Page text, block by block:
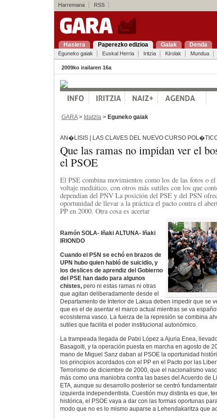
Harremana RSS
Hasiera Paperezko edizioa Gaiak Denda
Eguneko gaiak Euskal Herria Iritzia Kirolak Mundua
2009ko irailaren 16a
GARA> Idatzia > Eguneko gaiak
AN�LISIS | LAS CLAVES DEL NUEVO CURSO
Que las ramas no impidan ver el
el PSOE
El PSE combina movimientos como los de las fotos o
voltaje mediático, con otros más sutiles con los que
dependían del PNV La posición del PSE y del PSN
oportunidad de llevar a la práctica el pacto contra el
PP en 2000. Otra cosa es acertar
Ramón SOLA- Iñaki ALTUNA- Iñaki
IRIONDO
Cuando el PSN se echó en brazos de
UPN hubo quien habló de suicidio, y
los deslices de aprendiz del Gobierno
del PSE han dado para algunos
chistes,pero ni estas ramas ni otras
que agitan deliberadamente desde el
Departamento de Interior de Lakua deben impedir que se
que es el de asentar el marco actual mientras se va
ecosistema vasco. La fuerza de la represión se combina
sutiles que facilita el poder institucional autonómico.
La trampeada llegada de Patxi López a Ajuria Enea,
Basagoiti, y la operación puesta en marcha en agosto de
mano de Miguel Sanz daban al PSOE la oportunidad
los principios acordados con el PP en el Pacto por las
Terrorismo de diciembre de 2000, que el nacionalismo
más como una maniobra contra las bases del Acuerdo de
ETA, aunque su desarrollo posterior se centró
izquierda independentista. Cuestión muy distinta es que,
histórica, el PSOE vaya a dar con las formas oportunas
modo que no es lo mismo auparse a Lehendakaritza que